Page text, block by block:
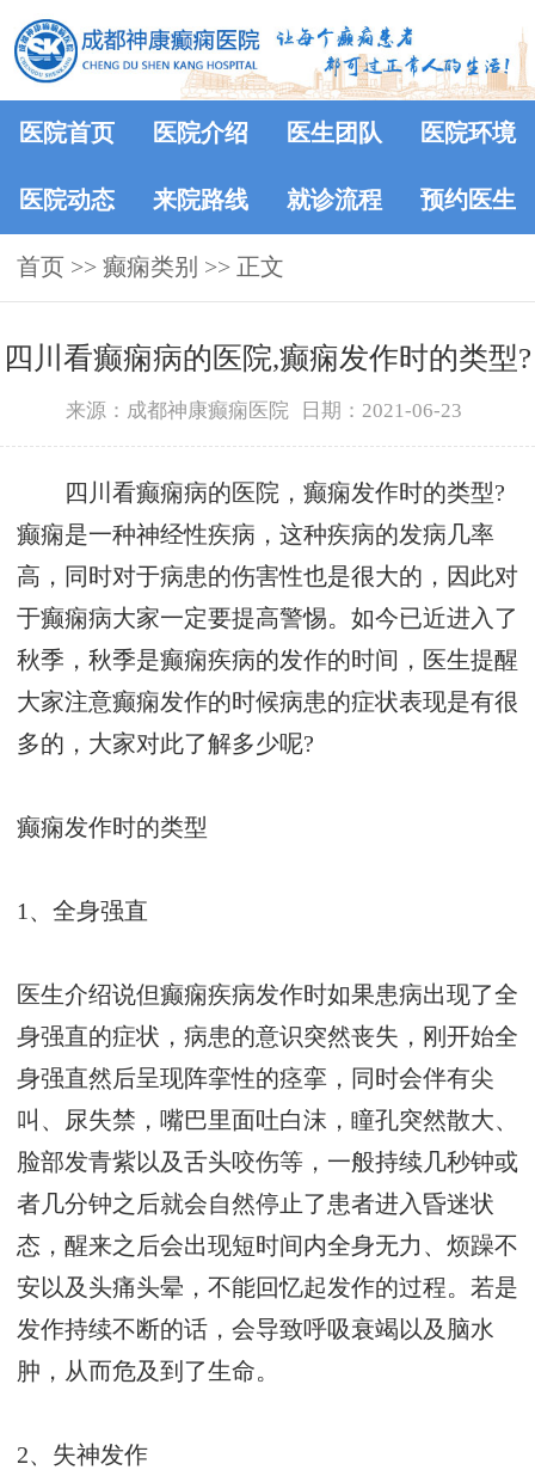
医院首页 医院介绍 医生团队 医院环境
医院动态 来院路线 就诊流程 预约医生
首页 >> 癫痫类别 >> 正文
四川看癫痫病的医院,癫痫发作时的类型?
来源：成都神康癫痫医院 日期：2021-06-23
四川看癫痫病的医院，癫痫发作时的类型?
癫痫是一种神经性疾病，这种疾病的发病几率
高，同时对于病患的伤害性也是很大的，因此对
于癫痫病大家一定要提高警惕。如今已近进入了
秋季，秋季是癫痫疾病的发作的时间，医生提醒
大家注意癫痫发作的时候病患的症状表现是有很
多的，大家对此了解多少呢?
癫痫发作时的类型
1、全身强直
医生介绍说但癫痫疾病发作时如果患病出现了全
身强直的症状，病患的意识突然丧失，刚开始全
身强直然后呈现阵挛性的痉挛，同时会伴有尖
叫、尿失禁，嘴巴里面吐白沫，瞳孔突然散大、
脸部发青紫以及舌头咬伤等，一般持续几秒钟或
者几分钟之后就会自然停止了患者进入昏迷状
态，醒来之后会出现短时间内全身无力、烦躁不
安以及头痛头晕，不能回忆起发作的过程。若是
发作持续不断的话，会导致呼吸衰竭以及脑水
肿，从而危及到了生命。
2、失神发作